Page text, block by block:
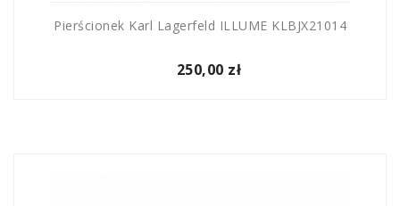
Pierścionek Karl Lagerfeld ILLUME KLBJX21014
250,00 zł